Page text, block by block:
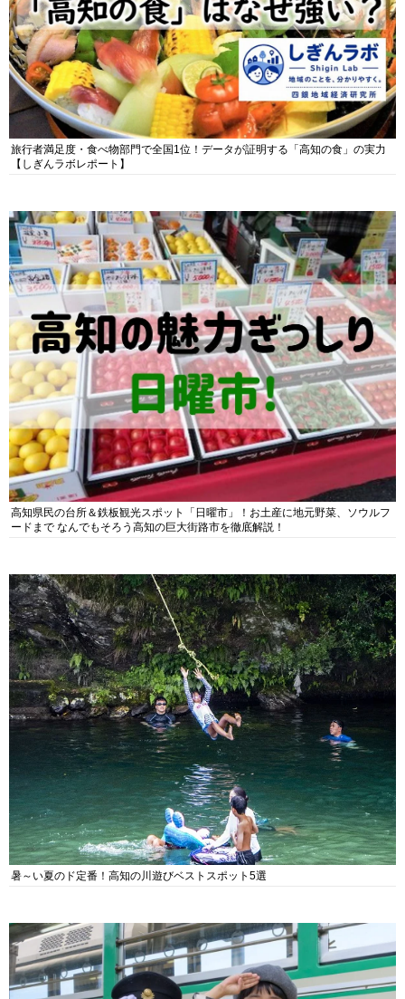
旅行者満足度・食べ物部門で全国1位！データが証明する「高知の食」の実力
【しぎんラボレポート】
高知県民の台所＆鉄板観光スポット「日曜市」！お土産に地元野菜、ソウルフ
ードまで なんでもそろう高知の巨大街路市を徹底解説！
暑～い夏のド定番！高知の川遊びベストスポット5選